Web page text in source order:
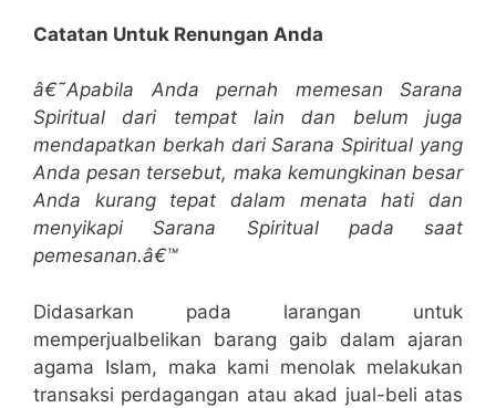
Catatan Untuk Renungan Anda
â€˜Apabila Anda pernah memesan Sarana
Spiritual dari tempat lain dan belum juga
mendapatkan berkah dari Sarana Spiritual yang
Anda pesan tersebut, maka kemungkinan besar
Anda kurang tepat dalam menata hati dan
menyikapi Sarana Spiritual pada saat
pemesanan.â€™
Didasarkan pada larangan untuk
memperjualbelikan barang gaib dalam ajaran
agama Islam, maka kami menolak melakukan
transaksi perdagangan atau akad jual-beli atas